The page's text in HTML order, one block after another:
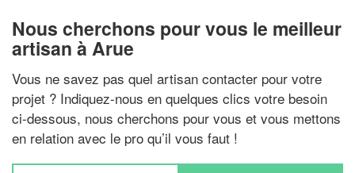
Nous cherchons pour vous le meilleur
artisan à Arue
Vous ne savez pas quel artisan contacter pour votre
projet ? Indiquez-nous en quelques clics votre besoin
ci-dessous, nous cherchons pour vous et vous mettons
en relation avec le pro qu’il vous faut !